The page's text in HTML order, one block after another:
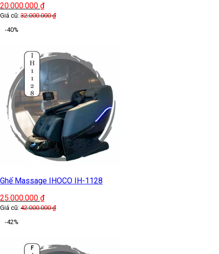
20.000.000 ₫
Giá cũ: 32.000.000₫
-40%
Ghế Massage IHOCO IH-1128
25.000.000 ₫
Giá cũ: 42.000.000₫
-42%